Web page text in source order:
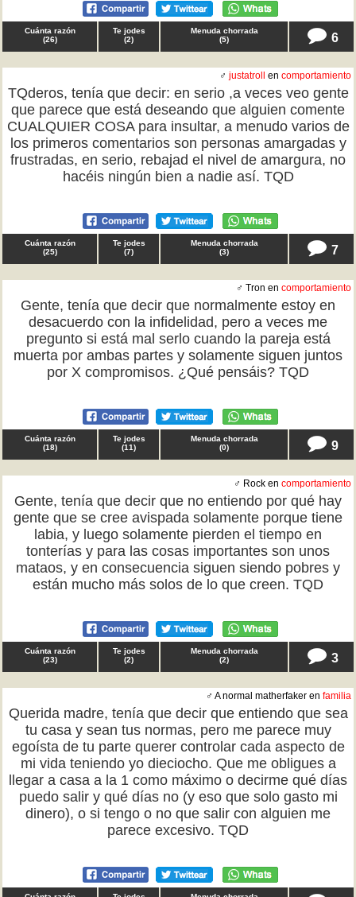
Cuánta razón
(26)
Te jodes
(2)
Menuda chorrada
(5) 6
♂ justatroll en comportamiento
TQderos, tenía que decir: en serio ,a veces veo gente
que parece que está deseando que alguien comente
CUALQUIER COSA para insultar, a menudo varios de
los primeros comentarios son personas amargadas y
frustradas, en serio, rebajad el nivel de amargura, no
hacéis ningún bien a nadie así. TQD
Cuánta razón
(25)
Te jodes
(7)
Menuda chorrada
(3) 7
♂ Tron en comportamiento
Gente, tenía que decir que normalmente estoy en
desacuerdo con la infidelidad, pero a veces me
pregunto si está mal serlo cuando la pareja está
muerta por ambas partes y solamente siguen juntos
por X compromisos. ¿Qué pensáis? TQD
Cuánta razón
(18)
Te jodes
(11)
Menuda chorrada
(0) 9
♂ Rock en comportamiento
Gente, tenía que decir que no entiendo por qué hay
gente que se cree avispada solamente porque tiene
labia, y luego solamente pierden el tiempo en
tonterías y para las cosas importantes son unos
mataos, y en consecuencia siguen siendo pobres y
están mucho más solos de lo que creen. TQD
Cuánta razón
(23)
Te jodes
(2)
Menuda chorrada
(2) 3
♂ A normal matherfaker en familia
Querida madre, tenía que decir que entiendo que sea
tu casa y sean tus normas, pero me parece muy
egoísta de tu parte querer controlar cada aspecto de
mi vida teniendo yo dieciocho. Que me obligues a
llegar a casa a la 1 como máximo o decirme qué días
puedo salir y qué días no (y eso que solo gasto mi
dinero), o si tengo o no que salir con alguien me
parece excesivo. TQD